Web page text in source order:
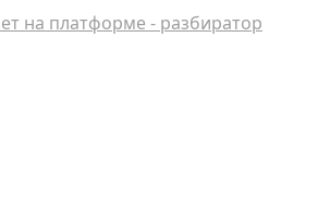
на платформе - разбиратор